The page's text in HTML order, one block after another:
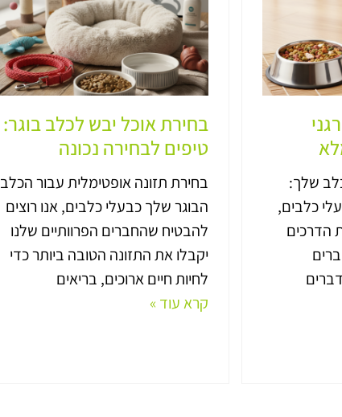
שלך:
כלבים,
הדרכים
בחירת אוכל יבש לכלב בוגר:
טיפים לבחירה נכונה
בחירת תזונה אופטימלית עבור הכלב
הבוגר שלך כבעלי כלבים, אנו רוצים
להבטיח שהחברים הפרוותיים שלנו
יקבלו את התזונה הטובה ביותר כדי
לחיות חיים ארוכים, בריאים
קרא עוד »